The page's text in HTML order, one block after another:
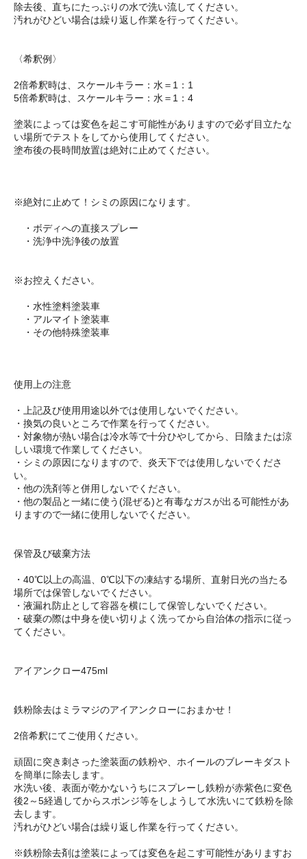
除去後、直ちにたっぷりの水で洗い流してください。
汚れがひどい場合は繰り返し作業を行ってください。
〈希釈例〉
2倍希釈時は、スケールキラー：水＝1：1
5倍希釈時は、スケールキラー：水＝1：4
塗装によっては変色を起こす可能性がありますので必ず目立たな
い場所でテストをしてから使用してください。
塗布後の長時間放置は絶対に止めてください。
※絶対に止めて！シミの原因になります。
・ボディへの直接スプレー
・洗浄中洗浄後の放置
※お控えください。
・水性塗料塗装車
・アルマイト塗装車
・その他特殊塗装車
使用上の注意
・上記及び使用用途以外では使用しないでください。
・換気の良いところで作業を行ってください。
・対象物が熱い場合は冷水等で十分ひやしてから、日陰または涼
しい環境で作業してください。
・シミの原因になりますので、炎天下では使用しないでくださ
い。
・他の洗剤等と併用しないでください。
・他の製品と一緒に使う(混ぜる)と有毒なガスが出る可能性があ
りますので一緒に使用しないでください。
保管及び破棄方法
・40℃以上の高温、0℃以下の凍結する場所、直射日光の当たる
場所では保管しないでください。
・液漏れ防止として容器を横にして保管しないでください。
・破棄の際は中身を使い切りよく洗ってから自治体の指示に従っ
てください。
アイアンクロー475ml
鉄粉除去はミラマジのアイアンクローにおまかせ！
2倍希釈にてご使用ください。
頑固に突き刺さった塗装面の鉄粉や、ホイールのブレーキダスト
を簡単に除去します。
水洗い後、表面が乾かないうちにスプレーし鉄粉が赤紫色に変色
後2～5経過してからスポンジ等をしようして水洗いにて鉄粉を除
去します。
汚れがひどい場合は繰り返し作業を行ってください。
※鉄粉除去剤は塗装によっては変色を起こす可能性がありますお